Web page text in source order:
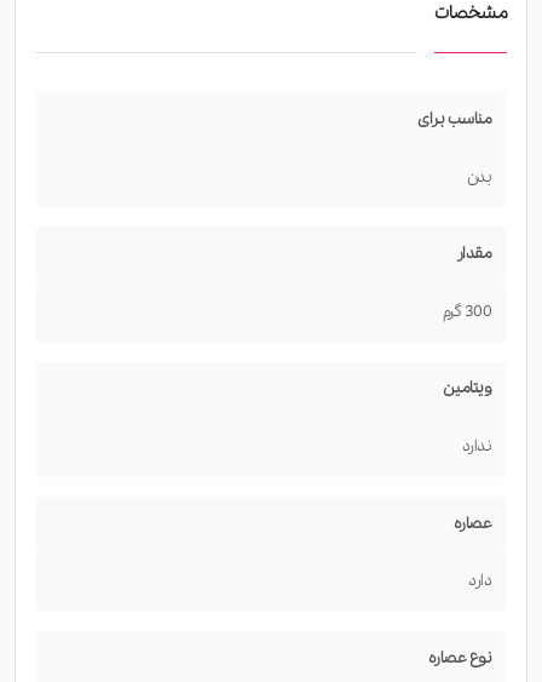
مشخصات
مناسب برای
بدن
مقدار
300 گرم
ویتامین
ندارد
عصاره
دارد
نوع عصاره